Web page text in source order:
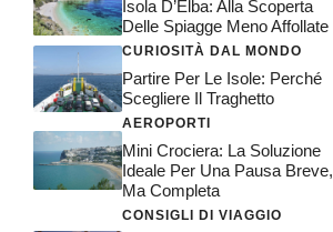
Isola D’Elba: Alla Scoperta
Delle Spiagge Meno Affollate
CURIOSITÀ DAL MONDO
Partire Per Le Isole: Perché
Scegliere Il Traghetto
AEROPORTI
Mini Crociera: La Soluzione
Ideale Per Una Pausa Breve,
Ma Completa
CONSIGLI DI VIAGGIO